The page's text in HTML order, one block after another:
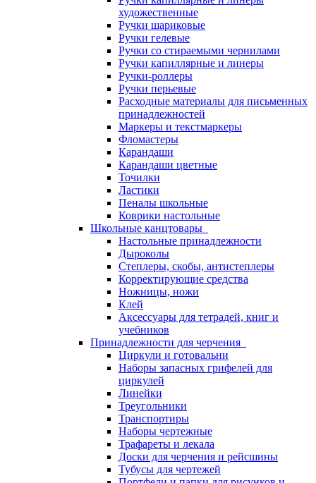
художественные
Ручки шариковые
Ручки гелевые
Ручки со стираемыми чернилами
Ручки капиллярные и линеры
Ручки-роллеры
Ручки перьевые
Расходные материалы для письменных
принадлежностей
Маркеры и текстмаркеры
Фломастеры
Карандаши
Карандаши цветные
Точилки
Ластики
Пеналы школьные
Коврики настольные
Школьные канцтовары
Настольные принадлежности
Дыроколы
Степлеры, скобы, антистеплеры
Корректирующие средства
Ножницы, ножи
Клей
Аксессуары для тетрадей, книг и
учебников
Принадлежности для черчения
Циркули и готовальни
Наборы запасных грифелей для
циркулей
Линейки
Треугольники
Транспортиры
Наборы чертежные
Трафареты и лекала
Доски для черчения и рейсшины
Тубусы для чертежей